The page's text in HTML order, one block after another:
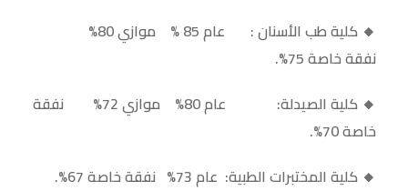
🔸 كلية طب الأسنان : عام 85 % موازي 80%
نفقة خاصة 75%.
🔸 كلية الصيدلة: عام 80% موازي 72% نفقة
خاصة 70%.
🔸 كلية المختبرات الطبية: عام 73% نفقة خاصة 67%.